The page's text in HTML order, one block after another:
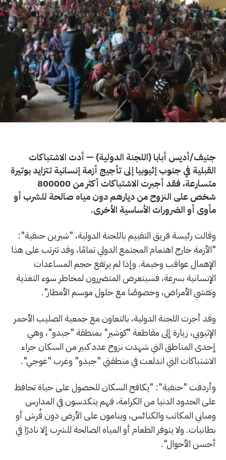
جنيف/أديس أبابا (اللجنة الدولية) — أدت الاشتباكات
القبلية في جنوب إثيوبيا إلى تأجيج أزمة إنسانية تتزايد بوتيرة
متسارعة، فقد أجبرت الاشتباكات أكثر من 800000
شخص على النزوح من ديارهم دون مياه صالحة للشرب أو
مأوى أو الضرورات الأساسية الأخرى.
وقالت رئيسة فريق التقييم باللجنة الدولية، "شيرين حنفية":
"الأزمة خارج اهتمام المجتمع الدولي تمامًا، وقد تترتب على هذا
الإهمال عواقب وخيمة. وإذا لم يرتفع حجم المساعدات
الإنسانية بسرعة، فسيتعرض المتضررون لمخاطر سوء التغذية
وتفشي الأمراض، وخصوصًا مع حلول موسم الأمطار".
وقد أجرت اللجنة الدولية، بالتعاون مع جمعية الصليب الأحمر
الإثيوبي، زيارة إلى مقاطعة "كوشير" بمنطقة "جيدو"، وهي
إحدى المناطق التي شهدت نزوح عدد كبير من السكان جراء
الاشتباكات التي اندلعت في منطقتي "جيدو" وغرب "غوجي".
وأردفت "حنفية": "يكافح السكان للحصول على حياة تحافظ
على الحدود الدنيا من الكرامة، فهم يتكدسون في المدارس
ومباني المكاتب والكنائس، وينامون على الأرض دون فُرش أو
بطانيات. ولا يتوفر الطعام أو المياه الصالحة للشرب إلا نادرًا في
أحسن الأحوال".